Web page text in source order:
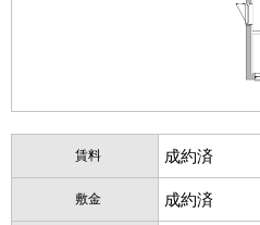
賃料 成約済
敷金 成約済